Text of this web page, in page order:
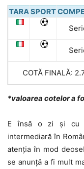
TARASPORT
COTĂ FINALĂ:
*valoarea cotelor a
E însă o zi și cu
intermediară în
atenția în mod
se anunță a fi mult